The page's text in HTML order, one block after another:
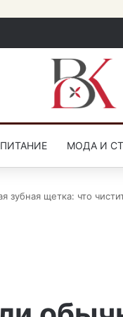
МОДА И
зубная щетка: что